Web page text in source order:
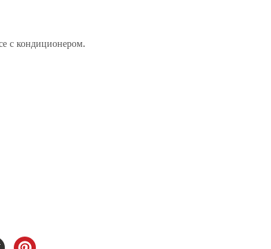
с кондиционером.